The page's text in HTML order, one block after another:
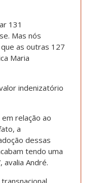
131
Mas nós
as outras 127
Maria
indenizatório
relação ao
a
dessas
tendo uma
André.